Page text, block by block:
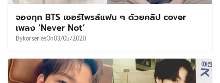
จองกุก BTS เซอร์ไพรส์แฟน ๆ ด้วยคลิป cover
เพลง ‘Never Not’
BykorseriesOn03/05/2020